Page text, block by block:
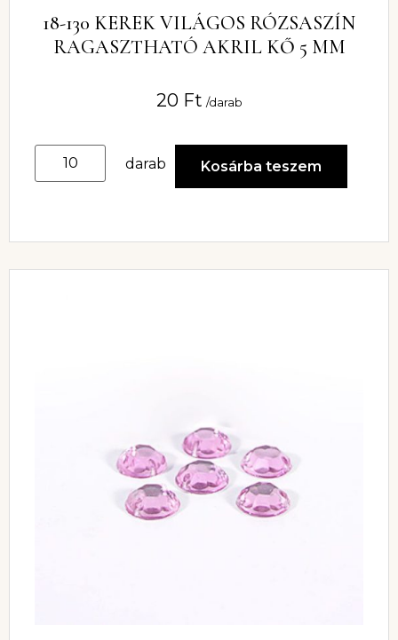
18-130 KEREK VILÁGOS RÓZSASZÍN
RAGASZTHATÓ AKRIL KŐ 5 MM
20 Ft /darab
darab Kosárba teszem